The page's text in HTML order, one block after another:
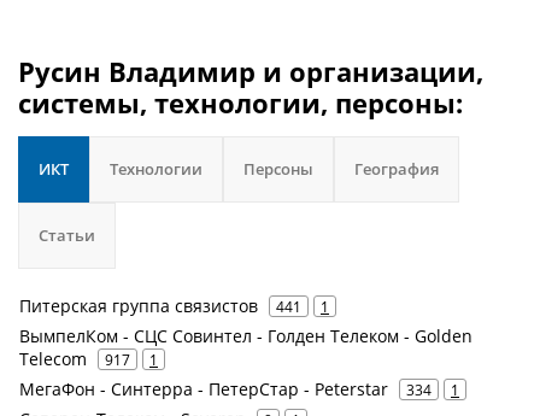
Русин Владимир и организации,
системы, технологии, персоны:
ИКТ Технологии Персоны География
Статьи
Питерская группа связистов 441 1
ВымпелКом - СЦС Совинтел - Голден Телеком - Golden
Telecom
917 1
МегаФон - Синтерра - ПетерСтар - Peterstar 334 1